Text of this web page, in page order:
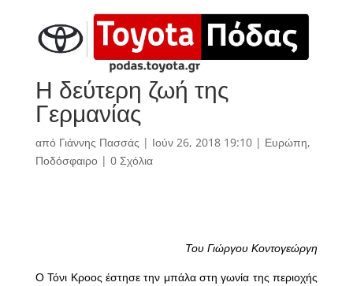
Η δεύτερη ζωή της
Γερμανίας
από Γιάννης Πασσάς | Ιούν 26, 2018 19:10| Ευρώπη,
Ποδόσφαιρο| 0 Σχόλια
Του Γιώργου Κοντογεώργη
Ο Τόνι Κροος έστησε την μπάλα στη γωνία της περιοχής